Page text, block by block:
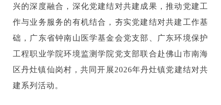
兴的深度融合，深化党建结对共建成果，推动党建工
作与业务服务的有机结合，夯实党建结对共建工作基
础，广东省钟南山医学基金会党支部、广东环境保护
工程职业学院环境监测学院党支部联合赴佛山市南海
区丹灶镇仙岗村，共同开展2026年丹灶镇党建结对共
建系列活动。